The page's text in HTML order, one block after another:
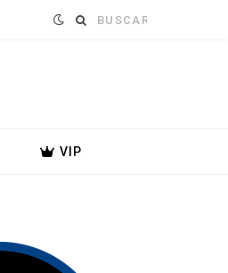
Buscar:
VIP